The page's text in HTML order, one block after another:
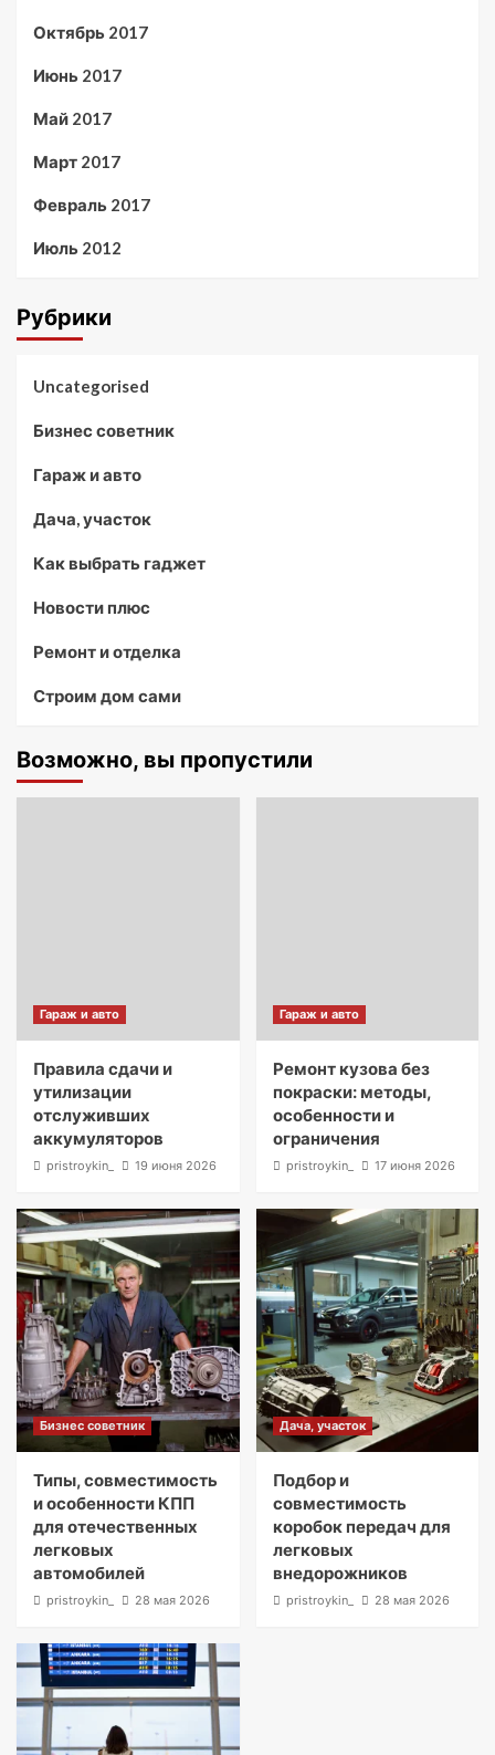
Октябрь 2017
Июнь 2017
Май 2017
Март 2017
Февраль 2017
Июль 2012
Рубрики
Uncategorised
Бизнес советник
Гараж и авто
Дача, участок
Как выбрать гаджет
Новости плюс
Ремонт и отделка
Строим дом сами
Возможно, вы пропустили
Гараж и авто
Правила сдачи и
утилизации
отслуживших
аккумуляторов
pristroykin_ 19 июня 2026
Гараж и авто
Ремонт кузова без
покраски: методы,
особенности и
ограничения
pristroykin_ 17 июня 2026
Бизнес советник
Типы, совместимость
и особенности КПП
для отечественных
легковых
автомобилей
pristroykin_ 28 мая 2026
Дача, участок
Подбор и
совместимость
коробок передач для
легковых
внедорожников
pristroykin_ 28 мая 2026